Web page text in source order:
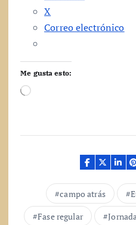
X
Correo electrónico
Me gusta esto:
C
a
.
campo atrás
Fase regular